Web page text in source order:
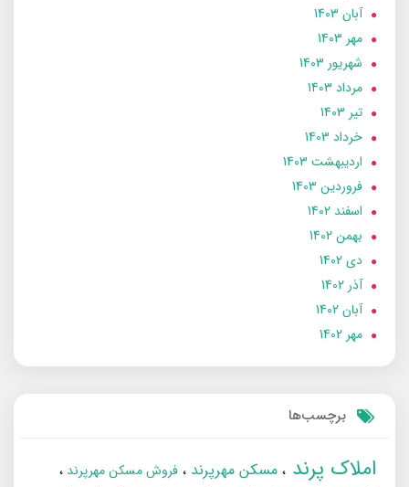
آبان 1403
مهر 1403
شهریور 1403
مرداد 1403
تير 1403
خرداد 1403
ارديبهشت 1403
فروردین 1403
اسفند 1402
بهمن 1402
دی 1402
آذر 1402
آبان 1402
مهر 1402
برچسب‌ها
املاک پرند مسکن مهرپرند
فروش مسکن مهرپرند